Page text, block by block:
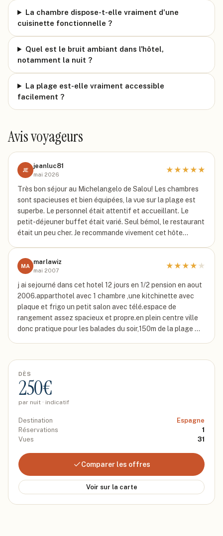
La chambre dispose-t-elle vraiment d'une
cuisinette fonctionnelle ?
Quel est le bruit ambiant dans l'hôtel,
notamment la nuit ?
La plage est-elle vraiment accessible
facilement ?
Avis voyageurs
JE
jeanluc81
mai 2026
★★★★★
Très bon séjour au Michelangelo de Salou! Les chambres
sont spacieuses et bien équipées, la vue sur la plage est
superbe. Le personnel était attentif et accueillant. Le
petit-déjeuner buffet était varié. Seul bémol, le restaurant
était un peu cher. Je recommande vivement cet hôte…
MA
marlawiz
mai 2007
★★★★ ★
j ai sejourné dans cet hotel 12 jours en 1/2 pension en aout
2006.apparthotel avec 1 chambre ,une kitchinette avec
plaque et frigo un petit salon avec télé.espace de
rangement assez spacieux et propre.en plein centre ville
donc pratique pour les balades du soir,150m de la plage …
DÈS
250€
par nuit · indicatif
Destination
Espagne
Réservations
1
Vues
31
Comparer les offres
Voir sur la carte